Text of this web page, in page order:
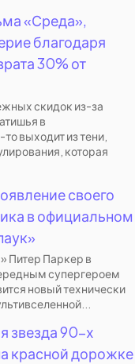
«Среда»,
благодаря
30% от
скидок из-за
в
выходит из тени,
которая
своего
в официальном
Питер Паркер в
супергероем
новый технически
звезда 90-х
красной дорожке